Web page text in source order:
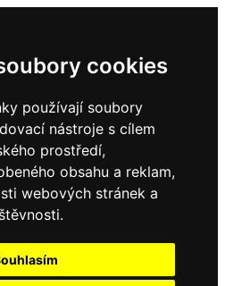
cookies
používají soubory
nástroje s cílem
prostředí,
obsahu a reklam,
webových stránek a